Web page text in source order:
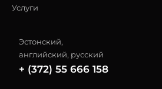
Услуги
Эстонский,
английский, русский
+ (372) 55 666 158